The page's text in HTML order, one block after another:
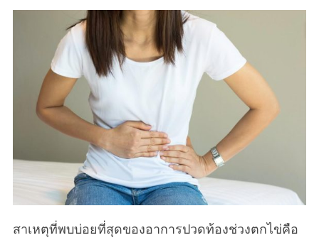
สาเหตุที่พบบ่อยที่สุดของอาการปวดท้องช่วงตกไข่คือ